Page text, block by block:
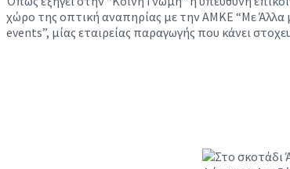
χώρο της οπτική αναπηρίας με την ΑΜΚΕ “Με Άλλα
events”, μίας εταιρείας παραγωγής που κάνει